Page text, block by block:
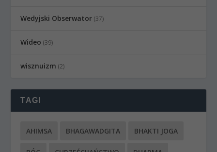
Wedyjski Obserwator (37)
Wideo (39)
wisznuizm (2)
TAGI
AHIMSA BHAGAWADGITA BHAKTI JOGA